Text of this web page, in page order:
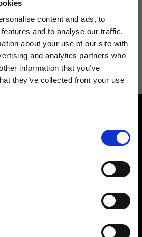
content and ads, to
and to analyse our traffic.
about your use of our site with
and analytics partners who
information that you’ve
they’ve collected from your use
e promo da Ripani. Per maggiori
laPrivacy Policy.